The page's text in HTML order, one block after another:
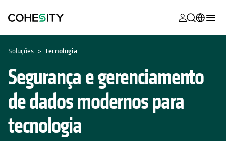
opens in a
opens in a
Alta
opens in a
opens in a
opens in a
opens in a
opens in a
opens in a
Deutsch (Germany)
Français (France)
Soluções Tecnologia
Segurança e gerenciamento
de dados modernos para
tecnologia
OPENS IN A NEW TAB